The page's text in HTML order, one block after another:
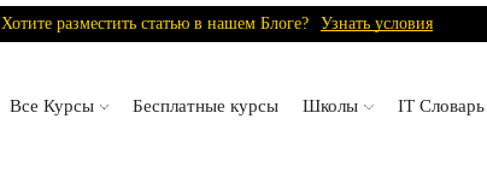
Хотите разместить статью в нашем Блоге? Узнать условия
Все Курсы Бесплатные курсы Школы IT Словарь